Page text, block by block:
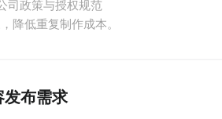
司政策与授权规范
降低重复制作成本。
发布需求